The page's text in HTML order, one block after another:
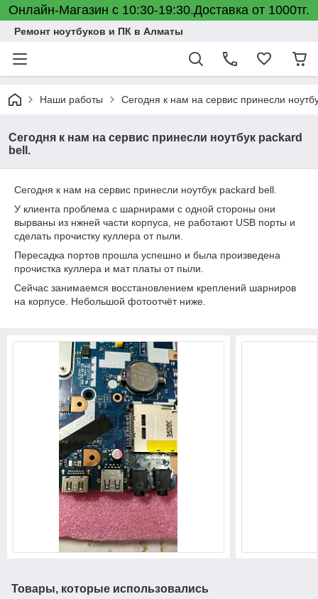
Онлайн-Магазин с 10:30-19:30.Доставка от 1000тг.
Ремонт ноутбуков и ПК в Алматы
Наши работы Сегодня к нам на сервис принесли
Сегодня к нам на сервис принесли ноутбук packard
bell.
Сегодня к нам на сервис принесли ноутбук packard bell.
У клиента проблема с шарнирами с одной стороны они
вырваны из нжней части корпуса, не работают USB порты и
сделать прочистку куллера от пыли.
Пересадка портов прошла успешно и была произведена
прочистка куллера и мат платы от пыли.
Сейчас занимаемся восстановлением креплений шарниров
на корпусе. Небольшой фотоотчёт ниже.
Товары, которые использовались